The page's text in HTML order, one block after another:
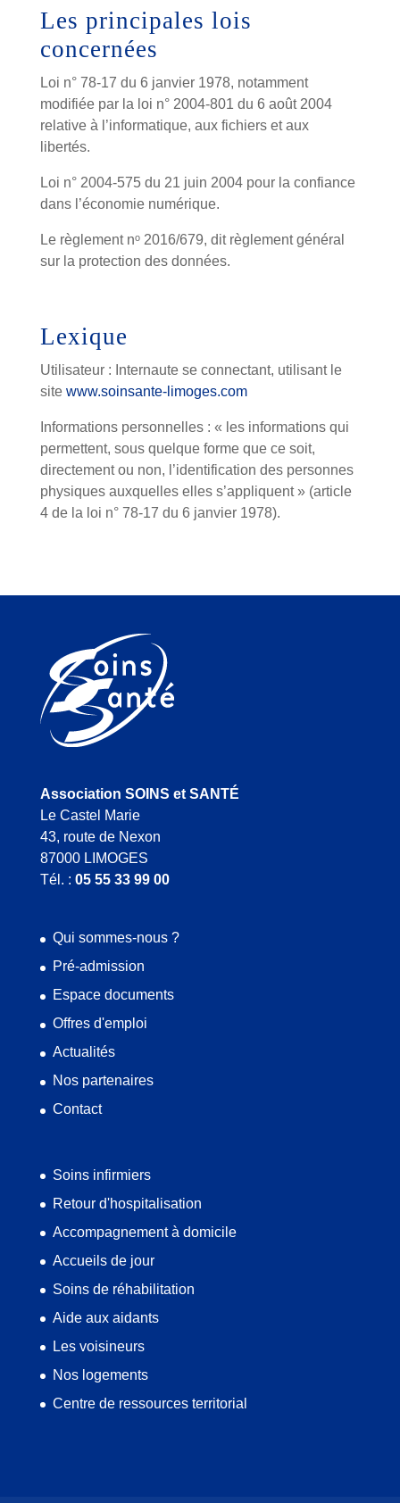
Les principales lois
concernées
Loi n° 78-17 du 6 janvier 1978, notamment
modifiée par la loi n° 2004-801 du 6 août 2004
relative à l’informatique, aux fichiers et aux
libertés.
Loi n° 2004-575 du 21 juin 2004 pour la confiance
dans l’économie numérique.
Le règlement nᵒ 2016/679, dit règlement général
sur la protection des données.
Lexique
Utilisateur : Internaute se connectant, utilisant le
site www.soinsante-limoges.com
Informations personnelles : « les informations qui
permettent, sous quelque forme que ce soit,
directement ou non, l’identification des personnes
physiques auxquelles elles s’appliquent » (article
4 de la loi n° 78-17 du 6 janvier 1978).
Association SOINS et SANTÉ
Le Castel Marie
43, route de Nexon
87000 LIMOGES
Tél. : 05 55 33 99 00
Qui sommes-nous ?
Pré-admission
Espace documents
Offres d'emploi
Actualités
Nos partenaires
Contact
Soins infirmiers
Retour d'hospitalisation
Accompagnement à domicile
Accueils de jour
Soins de réhabilitation
Aide aux aidants
Les voisineurs
Nos logements
Centre de ressources territorial